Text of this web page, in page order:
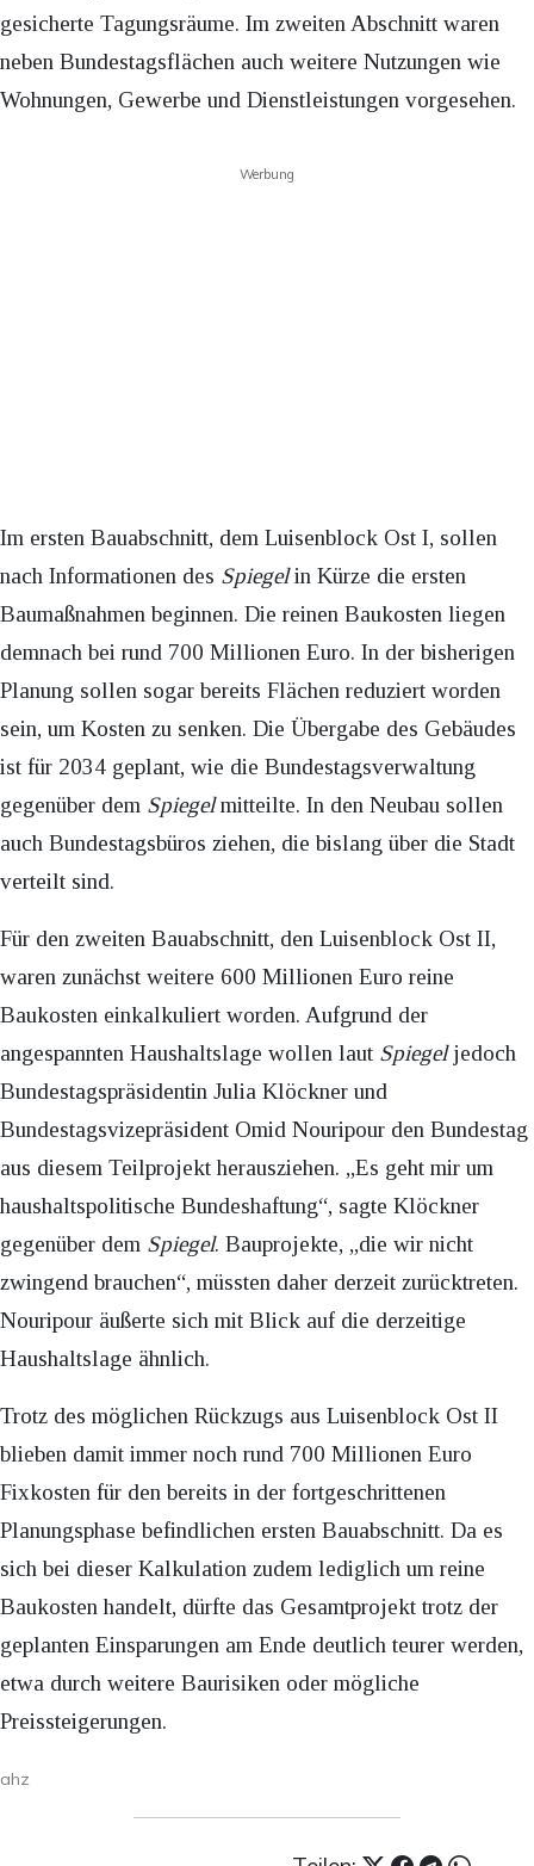
gesicherte Tagungsräume. Im zweiten Abschnitt waren
neben Bundestagsflächen auch weitere Nutzungen wie
Wohnungen, Gewerbe und Dienstleistungen vorgesehen.
Werbung
Im ersten Bauabschnitt, dem Luisenblock Ost I, sollen
nach Informationen des Spiegelin Kürze die ersten
Baumaßnahmen beginnen. Die reinen Baukosten liegen
demnach bei rund 700 Millionen Euro. In der bisherigen
Planung sollen sogar bereits Flächen reduziert worden
sein, um Kosten zu senken. Die Übergabe des Gebäudes
ist für 2034 geplant, wie die Bundestagsverwaltung
gegenüber dem Spiegelmitteilte. In den Neubau sollen
auch Bundestagsbüros ziehen, die bislang über die Stadt
verteilt sind.
Für den zweiten Bauabschnitt, den Luisenblock Ost II,
waren zunächst weitere 600 Millionen Euro reine
Baukosten einkalkuliert worden. Aufgrund der
angespannten Haushaltslage wollen laut Spiegeljedoch
Bundestagspräsidentin Julia Klöckner und
Bundestagsvizepräsident Omid Nouripour den Bundestag
aus diesem Teilprojekt herausziehen. „Es geht mir um
haushaltspolitische Bundeshaftung“, sagte Klöckner
gegenüber dem Spiegel. Bauprojekte, „die wir nicht
zwingend brauchen“, müssten daher derzeit zurücktreten.
Nouripour äußerte sich mit Blick auf die derzeitige
Haushaltslage ähnlich.
Trotz des möglichen Rückzugs aus Luisenblock Ost II
blieben damit immer noch rund 700 Millionen Euro
Fixkosten für den bereits in der fortgeschrittenen
Planungsphase befindlichen ersten Bauabschnitt. Da es
sich bei dieser Kalkulation zudem lediglich um reine
Baukosten handelt, dürfte das Gesamtprojekt trotz der
geplanten Einsparungen am Ende deutlich teurer werden,
etwa durch weitere Baurisiken oder mögliche
Preissteigerungen.
ahz